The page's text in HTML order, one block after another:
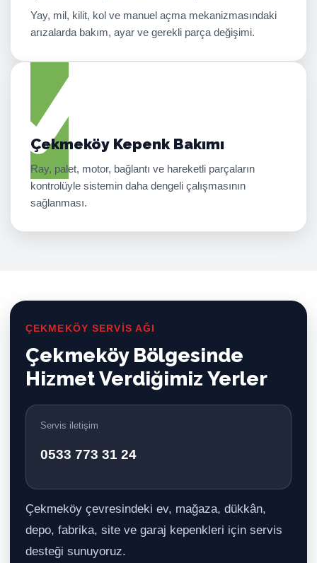
Yay, mil, kilit, kol ve manuel açma mekanizmasındaki
arızalarda bakım, ayar ve gerekli parça değişimi.
Çekmeköy Kepenk Bakımı
Ray, palet, motor, bağlantı ve hareketli parçaların
kontrolüyle sistemin daha dengeli çalışmasının
sağlanması.
ÇEKMEKÖY SERVIS AĞI
Çekmeköy Bölgesinde
Hizmet Verdiğimiz Yerler
Servis iletişim
0533 773 31 24
Çekmeköy çevresindeki ev, mağaza, dükkân,
depo, fabrika, site ve garaj kepenkleri için servis
desteği sunuyoruz.